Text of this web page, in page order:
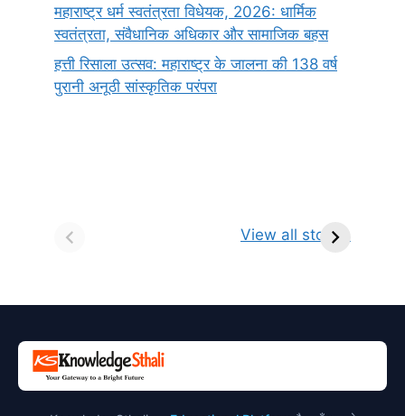
महाराष्ट्र धर्म स्वतंत्रता विधेयक, 2026: धार्मिक
स्वतंत्रता, संवैधानिक अधिकार और सामाजिक बहस
हत्ती रिसाला उत्सव: महाराष्ट्र के जालना की 138 वर्ष
पुरानी अनूठी सांस्कृतिक परंपरा
View all stories
किसे कहते है?
ज्योतिर्लिंग | नाम,